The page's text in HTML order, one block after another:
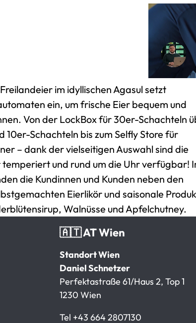
im idyllischen Agasul setzt
ein, um frische Eier bequem und
Von der LockBox für 30er-Schachteln
10er-Schachteln bis zum Selfly Store für
– dank der vielseitigen Auswahl sind die
und rund um die Uhr verfügbar!
die Kundinnen und Kunden neben den
Eierlikör und saisonale
Walnüsse und Apfelchutney.
🇦🇹 AT Wien
Standort Wien
Daniel Schnetzer
Perfektastraße 61/Haus 2, Top 1
1230 Wien
Tel +43 664 2807130